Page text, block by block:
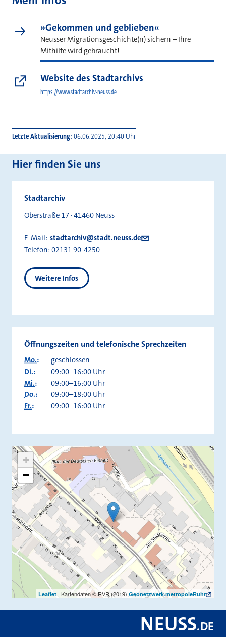
»Gekommen und geblieben«
Neusser Migrationsgeschichte(n) sichern – Ihre
Mithilfe wird gebraucht!
Website des Stadtarchivs
https://www.stadtarchiv-neuss.de
Letzte Aktualisierung 06.06.2025, 20:40 Uhr
Hier finden Sie uns
Stadtarchiv
Oberstraße 17 · 41460 Neuss
E-Mail: stadtarchiv@stadt.neuss.de
Telefon: 02131 90-4250
Weitere Infos
Öffnungszeiten und telefonische Sprechzeiten
Mo.:
geschlossen
Di.:
09:00–16:00 Uhr
Mi.:
09:00–16:00 Uhr
Do.:
09:00–18:00 Uhr
Fr.: 09:00–16:00 Uhr
+
−
Leaflet | Kartendaten © RVR (2019) Geonetzwerk.metropoleRuhr
NEUSS.DE